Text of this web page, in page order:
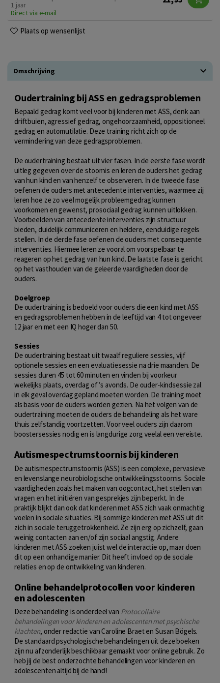
1 jaar
Direct via e-mail
Plaats op wensenlijst
Omschrijving
Oudertraining bij ASS en gedragsproblemen
Bepaald gedrag komt veel voor bij kinderen met ASS, denk aan
driftbuien, agressief gedrag, ongehoorzaamheid, oppositioneel
gedrag en automutilatie. Deze training richt zich op de
vermindering van deze gedragsproblemen.
De oudertraining bestaat uit vier fasen. In de eerste fase wordt
uitleg gegeven over de stoornis en leren de ouders het gedrag
van hun kind en van henzelf te observeren. In de tweede fase
oefenen de ouders met antecedente interventies, waarmee zij
leren hoe ze zo veel mogelijk probleemgedrag kunnen
voorkomen en gewenst, prosociaal gedrag kunnen uitlokken.
Voorbeelden van antecedente interventies zijn structuur
bieden, duidelijk communiceren en heldere, eenduidige regels
stellen. In de derde fase oefenen de ouders met consequente
interventies. Hiermee leren ze vooral om voorspelbaar te
reageren op het gedrag van hun kind. De laatste fase is gericht
op het vasthouden van de geleerde vaardigheden door de
ouders.
Doelgroep
De oudertraining is bedoeld voor ouders die een kind met ASS
en gedragsproblemen hebben in de leeftijd van 4 tot ongeveer
12 jaar en met een IQ hoger dan 50.
Sessies
De oudertraining bestaat uit twaalf reguliere sessies, vijf
optionele sessies en een evaluatiesessie na drie maanden. De
sessies duren 45 tot 60 minuten en vinden bij voorkeur
wekelijks plaats, overdag of ’s avonds. De ouder-kindsessie zal
in elk geval overdag gepland moeten worden. De training moet
als basis voor de ouders worden gezien. Na het volgen van de
oudertraining moeten de ouders de behandeling als het ware
thuis zelfstandig voortzetten. Voor veel ouders zijn daarom
boostersessies nodig en is langdurige zorg veelal een vereiste.
Autismespectrumstoornis bij kinderen
De autismespectrumstoornis (ASS) is een complexe, pervasieve
en levenslange neurobiologische ontwikkelingsstoornis. Sociale
vaardigheden zoals het maken van oogcontact, het stellen van
vragen en het initiëren van gesprekjes zijn beperkt. In de
praktijk blijkt dan ook dat kinderen met ASS zich vaak onmachtig
voelen in sociale situaties. Bij sommige kinderen met ASS uit dit
zich in sociale teruggetrokkenheid. Ze zijn erg op zichzelf, gaan
weinig contacten aan en/of zijn sociaal angstig. Andere
kinderen met ASS zoeken juist wel de interactie op, maar doen
dit op een onhandige manier. Dit heeft invloed op de sociale
relaties en op de ontwikkeling van kinderen.
Online behandelprotocollen voor kinderen
en adolescenten
Deze behandeling is onderdeel van Protocollaire
behandelingen voor kinderen en adolescenten met psychische
klachten, onder redactie van Caroline Braet en Susan Bögels.
De standaard psychologische behandelingen uit deze boeken
zijn nu afzonderlijk beschikbaar gemaakt voor online gebruik. Zo
heb jij de best onderzochte behandelingen voor kinderen en
adolescenten altijd bij de hand!